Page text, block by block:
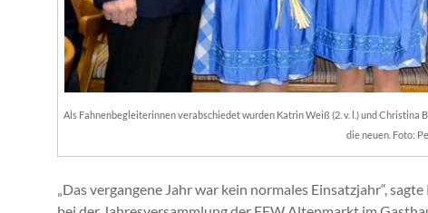
Als Fahnenbegleiterinnen verabschiedet wurden Katrin Weiß (2. v. l.) und Christina
die neuen. Foto:
„Das vergangene Jahr war kein normales Einsatzjahr“,